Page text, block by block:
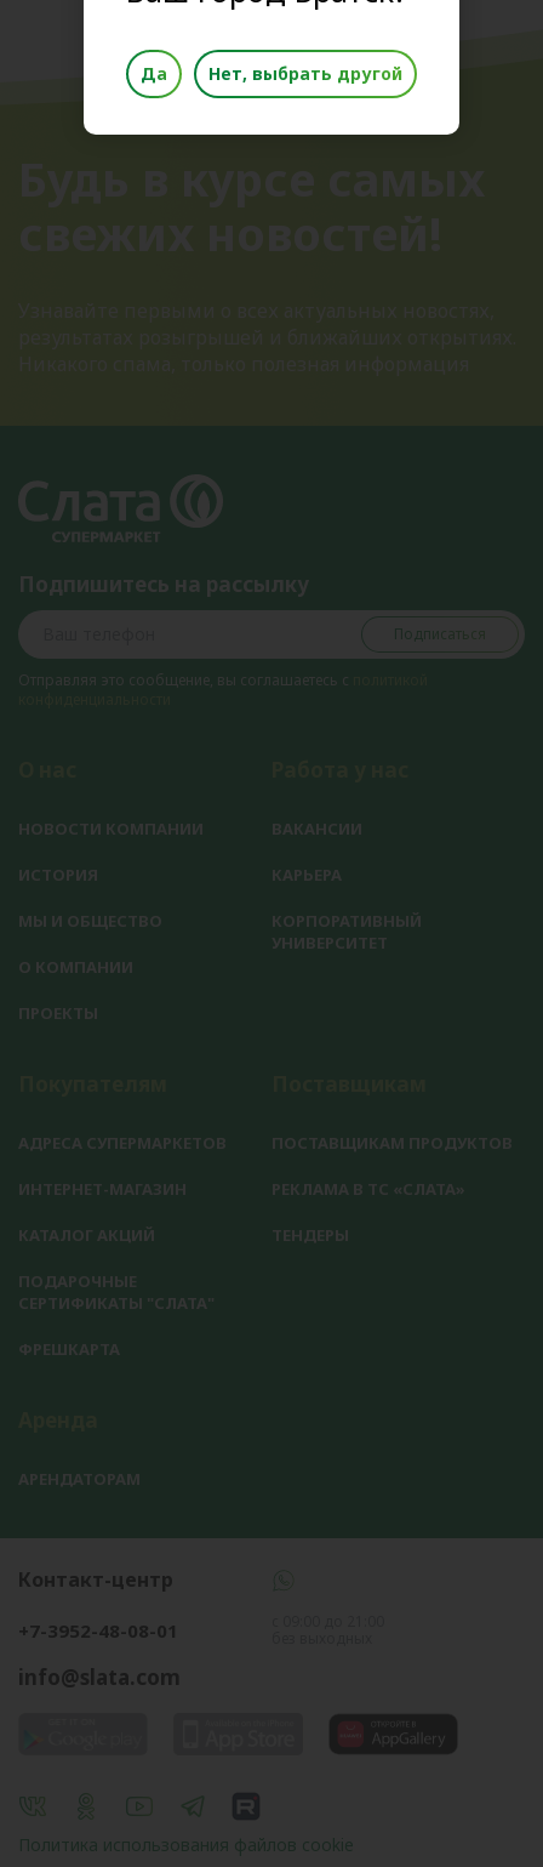
Подпишитесь на рассылку
Подписаться
Отправляя это сообщение, вы соглашаетесь с
НОВОСТИ КОМПАНИИ
ИСТОРИЯ
МЫ И ОБЩЕСТВО
О КОМПАНИИ
ПРОЕКТЫ
ВАКАНСИИ
КАРЬЕРА
КОРПОРАТИВНЫЙ
УНИВЕРСИТЕТ
АДРЕСА СУПЕРМАРКЕТОВ
ИНТЕРНЕТ-МАГАЗИН
КАТАЛОГ АКЦИЙ
ПОДАРОЧНЫЕ
СЕРТИФИКАТЫ "СЛАТА"
ФРЕШКАРТА
ПОСТАВЩИКАМ ПРОДУКТОВ
РЕКЛАМА В ТС «СЛАТА»
ТЕНДЕРЫ
АРЕНДАТОРАМ
Контакт-центр
+7-3952-48-08-01
info@slata.com
Политика использования файлов cookie
Да Нет, выбрать другой